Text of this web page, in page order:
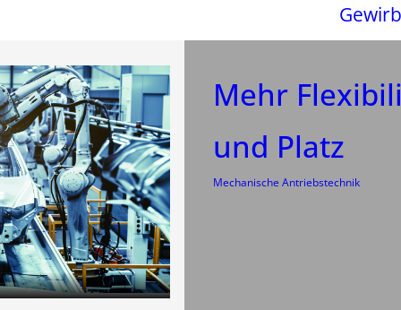
Mehr
und Platz
Mechanische Antriebstechnik